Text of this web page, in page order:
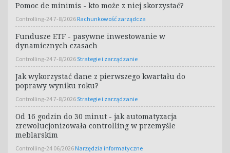
Pomoc de minimis - kto może z niej skorzystać?
Controlling-24 7-8/2026 Rachunkowość zarządcza
Fundusze ETF - pasywne inwestowanie w
dynamicznych czasach
Controlling-24 7-8/2026Strategie i zarządzanie
Jak wykorzystać dane z pierwszego kwartału do
poprawy wyniku roku?
Controlling-24 7-8/2026Strategie i zarządzanie
Od 16 godzin do 30 minut - jak automatyzacja
zrewolucjonizowała controlling w przemyśle
meblarskim
Controlling-24 06/2026 Narzędzia informatyczne